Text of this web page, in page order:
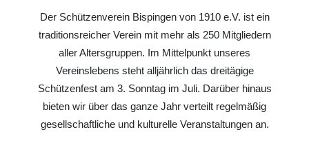
Der Schützenverein Bispingen von 1910 e.V. ist ein
traditionsreicher Verein mit mehr als 250 Mitgliedern
aller Altersgruppen. Im Mittelpunkt unseres
Vereinslebens steht alljährlich das dreitägige
Schützenfest am 3. Sonntag im Juli. Darüber hinaus
bieten wir über das ganze Jahr verteilt regelmäßig
gesellschaftliche und kulturelle Veranstaltungen an.